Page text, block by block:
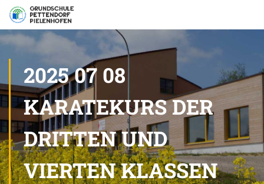
2025 07 08
KARATEKURS DER
DRITTEN UND
VIERTEN KLASSEN